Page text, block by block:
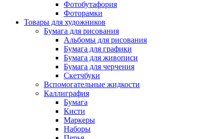
Фотобутафория
Фоторамки
Товары для художников
Бумага для рисования
Альбомы для рисования
Бумага для графики
Бумага для живописи
Бумага для черчения
Скетчбуки
Вспомогательные жидкости
Каллиграфия
Бумага
Кисти
Маркеры
Наборы